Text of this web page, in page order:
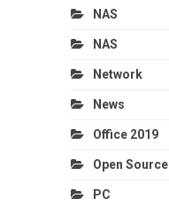
NAS
NAS
Network
News
Office 2019
Open Source
PC